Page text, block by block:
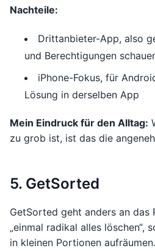
Nachteile:
Drittanbieter-App, also
und Berechtigungen
iPhone-Fokus, für
Lösung in derselben App
Mein Eindruck für den Alltag:
zu grob ist, ist das die
5. GetSorted
GetSorted geht anders an das
„einmal radikal alles löschen“,
in kleinen Portionen